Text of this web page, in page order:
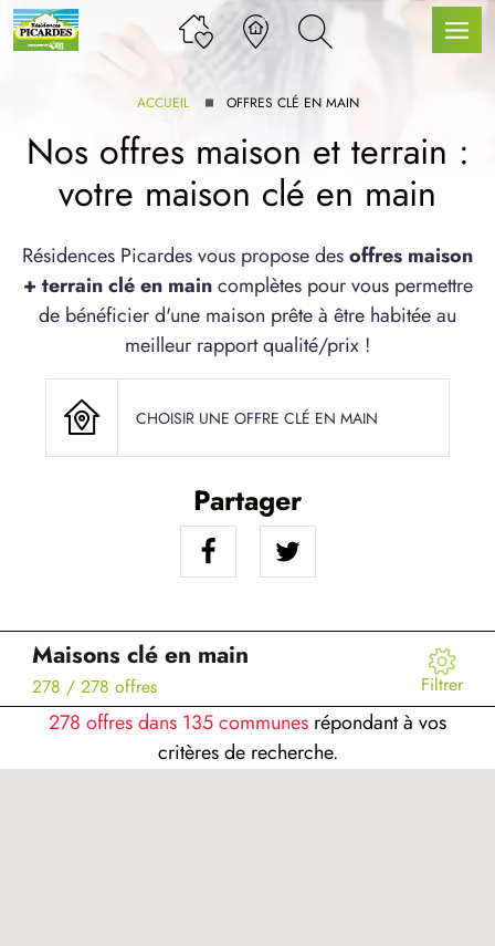
GAMME
SERVICE BDL EXTENSION
ARTICLES
ACCUEIL OFFRES CLÉ EN MAIN
Nos offres maison et terrain :
votre maison clé en main
Résidences Picardes vous propose desoffres maison
+ terrain clé en maincomplètes pour vous permettre
de bénéficier d'une maison prête à être habitée au
meilleur rapport qualité/prix !
CHOISIR UNE OFFRE CLÉ EN MAIN
Partager
Maisons clé en main
278 / 278 offres Filtrer
278 offres dans 135 communes répondant à vos
critères de recherche.